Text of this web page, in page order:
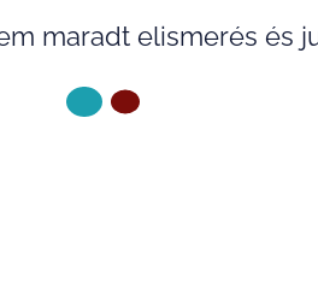
maradt elismerés és